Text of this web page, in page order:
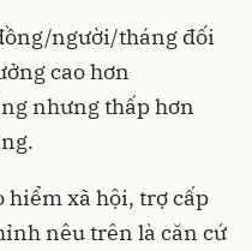
người/tháng đối
cao hơn
nhưng thấp hơn
hiểm xã hội, trợ cấp
nêu trên là căn cứ